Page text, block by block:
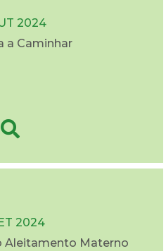
2024
a Caminhar
2024
Aleitamento Materno